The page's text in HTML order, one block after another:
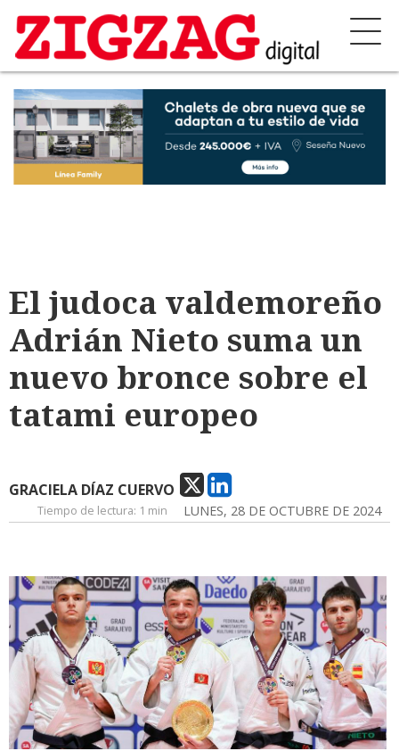
El judoca valdemoreño
Adrián Nieto suma un
nuevo bronce sobre el
tatami europeo
GRACIELA DÍAZ CUERVO
LUNES, 28 DE OCTUBRE DE 2024
Tiempo de lectura: 1 min